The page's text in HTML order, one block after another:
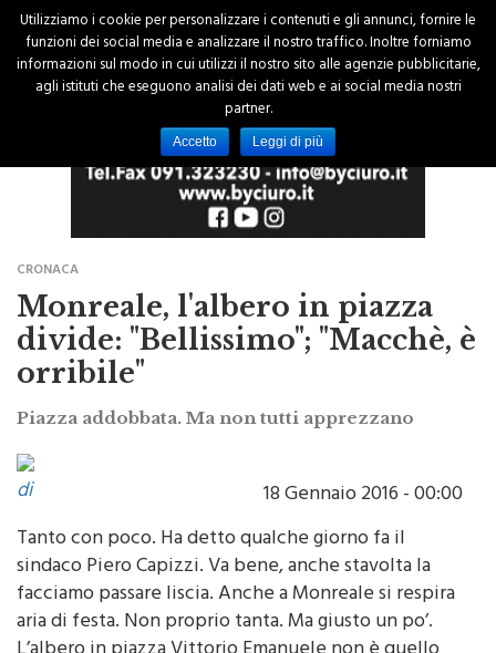
CRONACA
Monreale, l'albero in piazza
divide: "Bellissimo"; "Macchè, è
orribile"
Piazza addobbata. Ma non tutti apprezzano
di
Tanto con poco. Ha detto qualche giorno fa il
sindaco Piero Capizzi. Va bene, anche stavolta la
facciamo passare liscia. Anche a Monreale si respira
aria di festa. Non proprio tanta. Ma giusto un po’.
L’albero in piazza Vittorio Emanuele non è quello
Utilizziamo i cookie per personalizzare i contenuti e gli annunci, fornire le
funzioni dei social media e analizzare il nostro traffico. Inoltre forniamo
informazioni sul modo in cui utilizzi il nostro sito alle agenzie pubblicitarie,
agli istituti che eseguono analisi dei dati web e ai social media nostri
partner.
Accetto Leggi di più